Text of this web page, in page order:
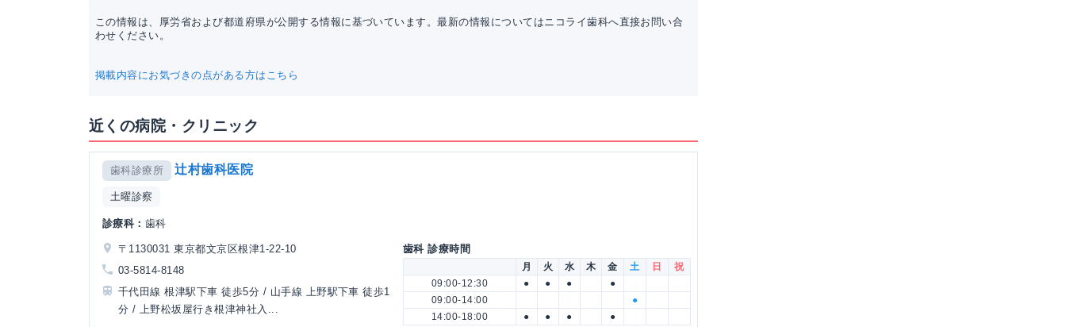
この情報は、厚労省および都道府県が公開する情報に基づいています。最新の情報についてはニコライ歯科へ直接お問い合
わせください。
掲載内容にお気づきの点がある方はこちら
近くの病院・クリニック
歯科診療所 辻村歯科医院
土曜診察
診療科： 歯科
〒1130031 東京都文京区根津1-22-10
03-5814-8148
千代田線 根津駅下車 徒歩5分 / 山手線 上野駅下車 徒歩1
分 / 上野松坂屋行き根津神社入...
歯科 診療時間
月 火 水 木 金 土 日
祝
09:00-12:30
● ● ●
●
09:00-14:00
●
14:00-18:00
● ● ● ●